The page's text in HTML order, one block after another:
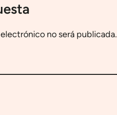
no será publicada.